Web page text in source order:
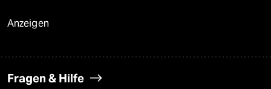
Anzeigen
Fragen & Hilfe